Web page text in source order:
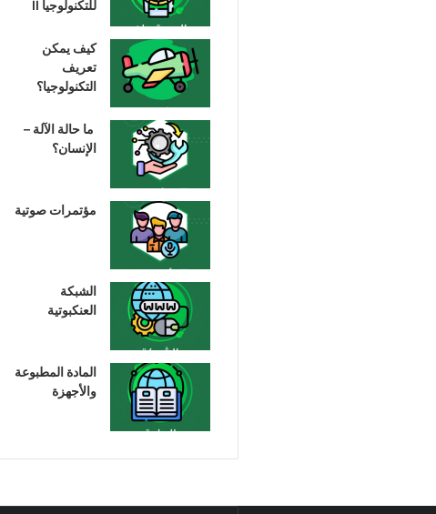
للتكنولوجيا II
كيف يمكن
تعريف
التكنولوجيا؟
ما حالة الآلة –
الإنسان؟
مؤتمرات صوتية
الشبكة
العنكبوتية
المادة المطبوعة
والأجهزة